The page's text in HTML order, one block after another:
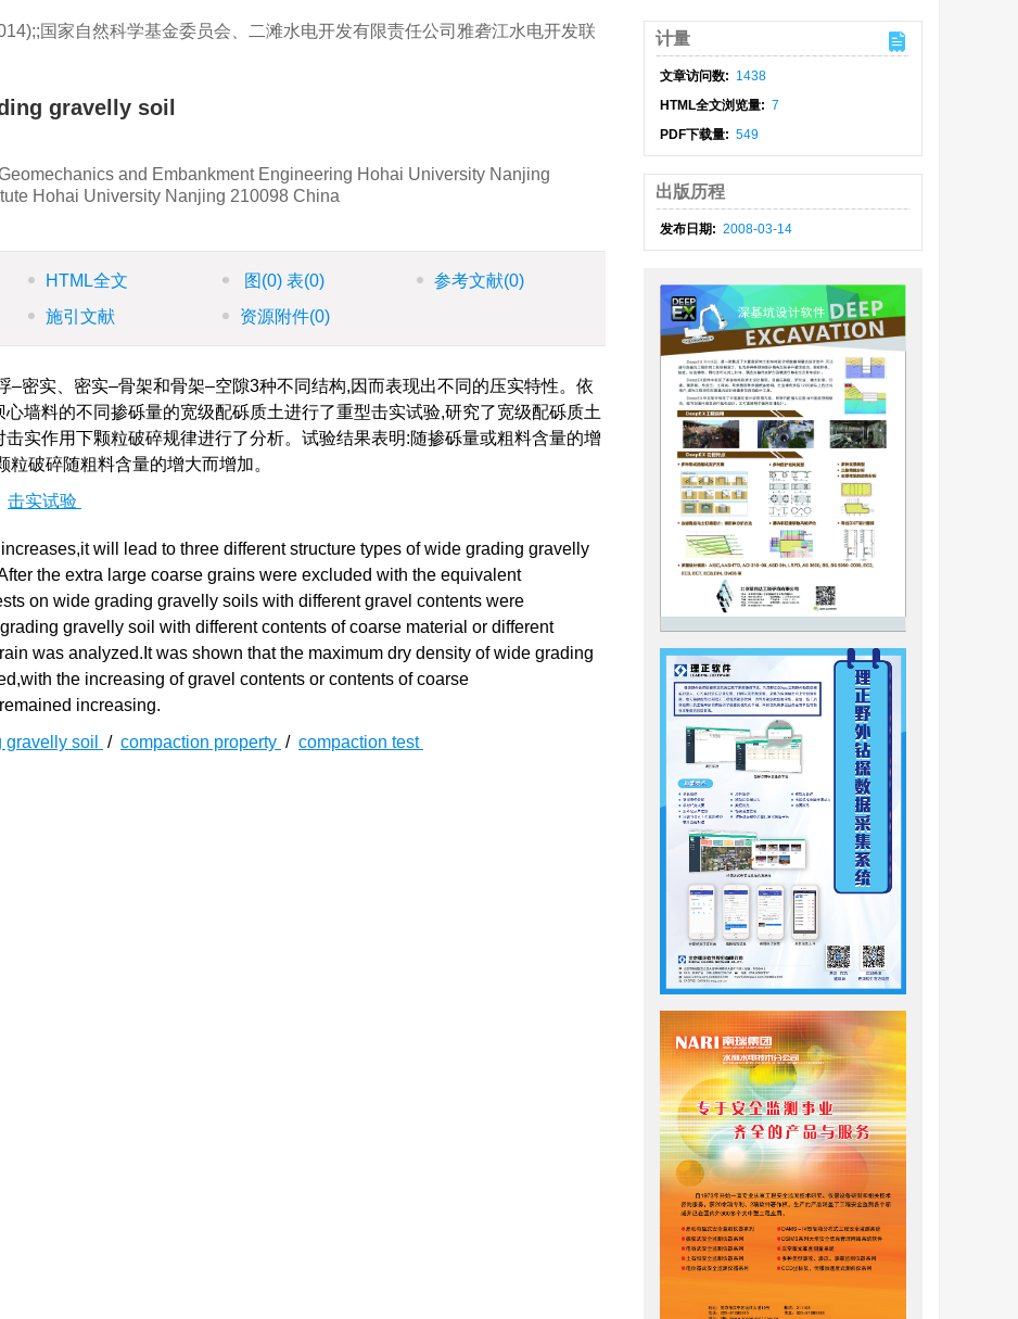
国家自然科学基金委员会、二滩水电开发有限责任公司雅砻江水电开发联
gravelly soil
and Embankment Engineering Hohai University Nanjing
Hohai University Nanjing 210098 China
HTML全文 图 (0) 表(0) 参考文献(0)
施引文献 资源附件(0)
–密实、密实–骨架和骨架–空隙3种不同结构,因而表现出不同的压实特性。依
墙料的不同掺砾量的宽级配砾质土进行了重型击实试验,研究了宽级配砾质土
实作用下颗粒破碎规律进行了分析。试验结果表明:随掺砾量或粗料含量的增
破碎随粗料含量的增大而增加。
击实试验
will lead to three different structure types of wide grading gravelly
the extra large coarse grains were excluded with the equivalent
on wide grading gravelly soils with different gravel contents were
gravelly soil with different contents of coarse material or different
was analyzed.It was shown that the maximum dry density of wide grading
the increasing of gravel contents or contents of coarse
increasing.
soil / compaction property / compaction test
计量
文章访问数: 1438
HTML全文浏览量: 7
PDF下载量: 549
出版历程
发布日期: 2008-03-14